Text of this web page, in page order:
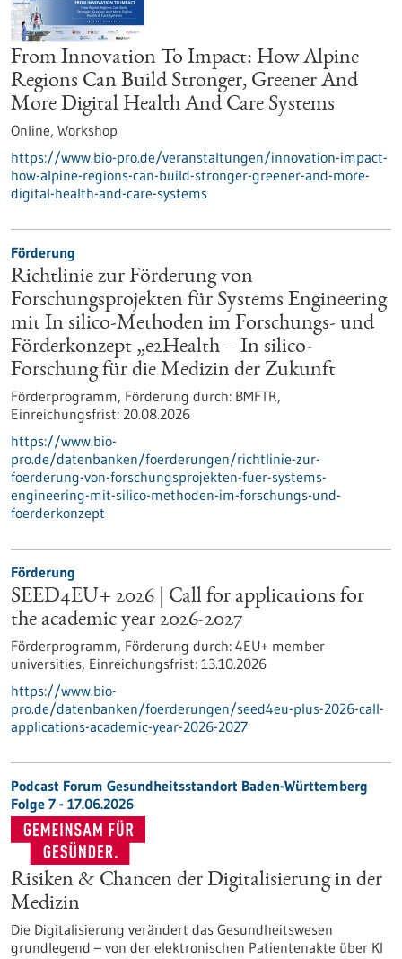
From Innovation To Impact: How Alpine
Regions Can Build Stronger, Greener And
More Digital Health And Care Systems
Online, Workshop
https://www.bio-pro.de/veranstaltungen/innovation-impact-
how-alpine-regions-can-build-stronger-greener-and-more-
digital-health-and-care-systems
Förderung
Richtlinie zur Förderung von
Forschungsprojekten für Systems Engineering
mit In silico-Methoden im Forschungs- und
Förderkonzept „e2Health – In silico-
Forschung für die Medizin der Zukunft
Förderprogramm, Förderung durch: BMFTR,
Einreichungsfrist: 20.08.2026
https://www.bio-
pro.de/datenbanken/foerderungen/richtlinie-zur-
foerderung-von-forschungsprojekten-fuer-systems-
engineering-mit-silico-methoden-im-forschungs-und-
foerderkonzept
Förderung
SEED4EU+ 2026 | Call for applications for
the academic year 2026-2027
Förderprogramm, Förderung durch: 4EU+ member
universities, Einreichungsfrist: 13.10.2026
https://www.bio-
pro.de/datenbanken/foerderungen/seed4eu-plus-2026-call-
applications-academic-year-2026-2027
Podcast Forum Gesundheitsstandort Baden-Württemberg
Folge 7 - 17.06.2026
Risiken & Chancen der Digitalisierung in der
Medizin
Die Digitalisierung verändert das Gesundheitswesen
grundlegend – von der elektronischen Patientenakte über KI